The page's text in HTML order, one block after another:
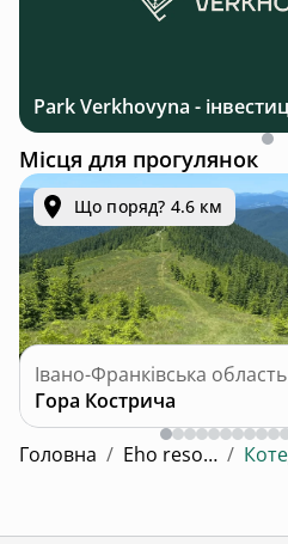
Місця для прогулянок
Що поряд? 4.6 км
Івано-Франківська область
Гора Кострича
Головна / Eho resort /